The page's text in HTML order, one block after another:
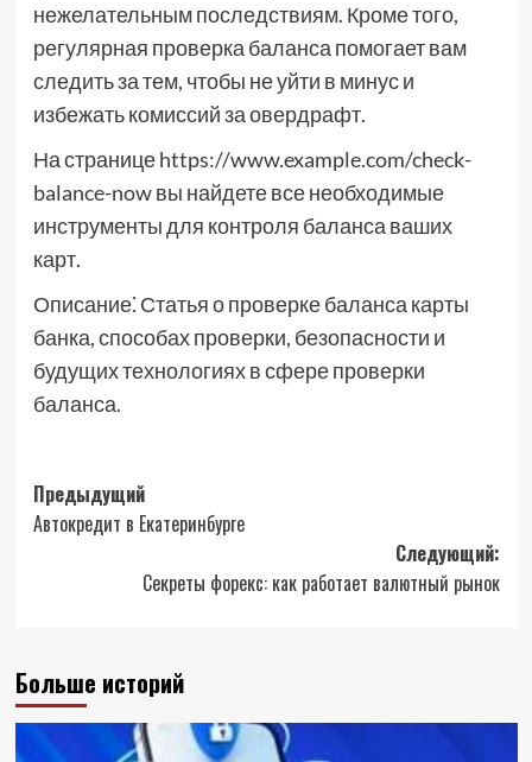
нежелательным последствиям. Кроме того,
регулярная проверка баланса помогает вам
следить за тем, чтобы не уйти в минус и
избежать комиссий за овердрафт.
На странице https://www.example.com/check-
balance-now вы найдете все необходимые
инструменты для контроля баланса ваших
карт.
Описание⁚ Статья о проверке баланса карты
банка, способах проверки, безопасности и
будущих технологиях в сфере проверки
баланса.
Навигация
записи
Предыдущий
Автокредит в Екатеринбурге
Следующий:
Секреты форекс: как работает валютный рынок
Больше историй